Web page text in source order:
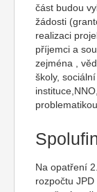
část budou
žádosti
realizaci
příjemci a
zejména ,
školy,
Na opatření
rozpočtu